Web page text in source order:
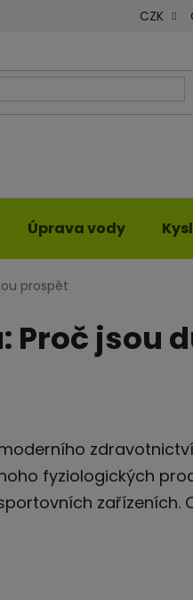
Obchodní podmínky
CZK
Úprava vody
prospět
jsou
fyziologických
zařízeních.